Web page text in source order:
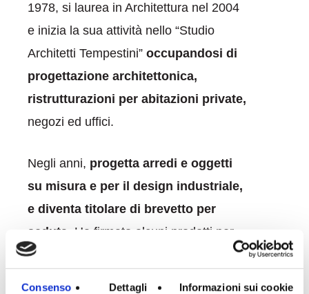
Consenso Dettagli Informazioni sui cookie
1978, si laurea in Architettura nel 2004
e inizia la sua attività nello “Studio
Architetti Tempestini” occupandosi di
progettazione architettonica,
ristrutturazioni per abitazioni private,
negozi ed uffici.
Negli anni, progetta arredi e oggetti
su misura e per il design industriale,
e diventa titolare di brevetto per
seduta
. Ha firmato alcuni prodotti per
aziende come: Bontempi Casa, F2